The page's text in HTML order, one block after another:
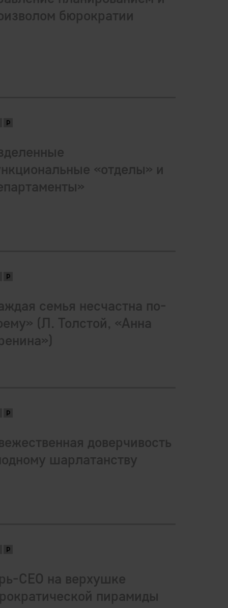
бюрократии
«отделы» и
семья несчастна по-
(Л. Толстой, «Анна
доверчивость
шарлатанству
CEO на верхушке
пирамиды